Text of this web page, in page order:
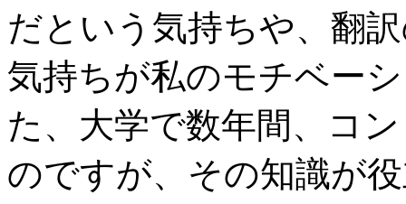
だという気持ちや、翻
気持ちが私のモチベー
た、大学で数年間、コ
のですが、その知識が